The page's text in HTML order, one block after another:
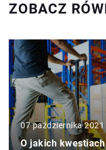
ZOBACZ
07 października 2021
O jakich